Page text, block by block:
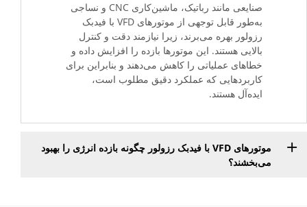
صنایعی مانند رباتیک، ماشین‌کاری CNC و نساجی
به‌طور قابل توجهی از موتورهای VFD با فیدبک
رزولور بهره می‌برند، زیرا نیازمند دقت و کنترل
بالایی هستند. این موتورها بازده را افزایش داده و
خطاهای عملیاتی را کاهش می‌دهند و بنابراین برای
کاربردهایی که عملکرد دقیق مطلوب است،
ایده‌آل هستند.
موتورهای VFD با فیدبک رزولور چگونه بازده انرژی را بهبود
می‌بخشند؟